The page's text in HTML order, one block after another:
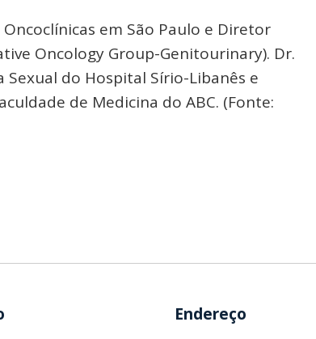
em São Paulo e Diretor
Oncology Group-Genitourinary). Dr.
do Hospital Sírio-Libanês e
de Medicina do ABC. (Fonte:
Endereço